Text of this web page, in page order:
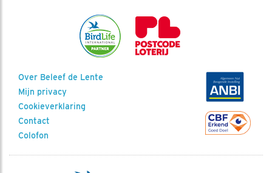
Over Beleef de Lente
Mijn privacy
Cookieverklaring
Contact
Colofon